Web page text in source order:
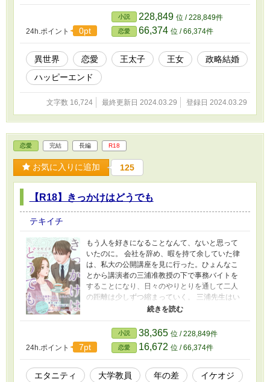
の顛末。 ※ムーンライトノベルズ、エブリスタ
でも公開しています。 ※ファンタジー設定はふ
んわりなのでそういうのでも許してくださる方
向け。
24h.ポイント 0pt
小説 228,849 位 / 228,849件
恋愛 66,374 位 / 66,374件
異世界 恋愛 王太子 王女
政略結婚
ハッピーエンド
文字数 16,724 最終更新日 2024.03.29 登録日 2024.03.29
恋愛 完結 長編 R18
お気に入りに追加 125
【R18】きっかけはどうでも
テキイチ
もう人を好きになることなんて、ないと思って
いたのに。 会社を辞め、暇を持て余していた律
は、私大の公開講座を見に行った。ひょんなこ
とから講演者の三浦准教授の下で事務バイトを
することになり、日々のやりとりを通して二人
の距離は少しずつ縮まっていく。 三浦先生はい
つも笑顔で、誰にでも感じがいい。今は楽しく
ても、バイトを一生続けられる訳じゃない。悩
んだ律は、ある決断を下す。 偶然がもたらした
純粋なラブストーリー。 ※ムーンライトノベル
ズ、エブリスタでも公開しています。 ※表紙の
素敵な絵はコンノ様（@hasunorenkon）にお願
いしました。
24h.ポイント 7pt
小説 38,365 位 / 228,849件
恋愛 16,672 位 / 66,374件
エタニティ 大学教員 年の差 イケオジ